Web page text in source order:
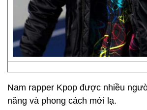
Nam rapper Kpop được nhiều
năng và phong cách mới lạ.